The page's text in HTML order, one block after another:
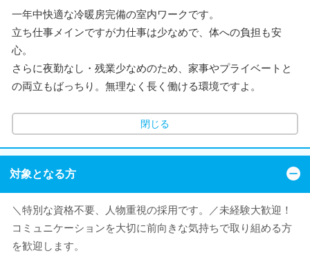
一年中快適な冷暖房完備の室内ワークです。
立ち仕事メインですが力仕事は少なめで、体への負担も安
心。
さらに夜勤なし・残業少なめのため、家事やプライベートと
の両立もばっちり。無理なく長く働ける環境ですよ。
閉じる
対象となる方
＼特別な資格不要、人物重視の採用です。／未経験大歓迎！
コミュニケーションを大切に前向きな気持ちで取り組める方
を歓迎します。